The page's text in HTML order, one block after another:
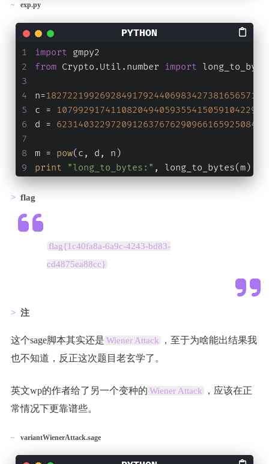
exp.py
import gmpy2
from Crypto.Util.number import
n=
c =
d =
m = pow(c, d, n)
print
"long_to_bytes:" , long_to_bytes(m)
flag
flag{1c40fa8a-6a9c-4243-bd83-
cd4875ea88cc}
注
这个sage脚本其实还是 Wiener Attack
，至于为啥能出结果我
也不知道，反正这次题目老玄学了。
英文wp的作者给了另一个变种的 Wiener Attack
，应该在正
常情况下更靠谱些。
variantWienerAttack.sage